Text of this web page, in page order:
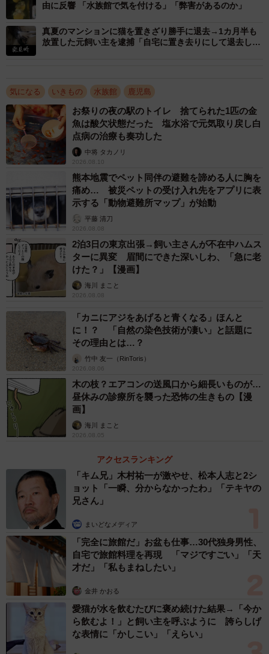
10代目ユウユウが5ｍの大きさとなったことから、11代目
を迎え、10代目を海に帰すことを決めました。ジンベエザ
メも鹿児島の海に毎年来遊しているので、鹿児島県南さつ
ま市笠沙町にある、いおワールドかごしま水族館のジンベ
3/6
10代目ユウユウの搬入時 まだ小柄で水槽にも余裕がある（かごしま水族
館提供）
――海に帰した後の追跡について
佐々木：生態調査や回遊行動を追跡する、衛星発信機を用
いた調査を行っています。これまでの放流後の調査では、
数か月以上、追跡装置の電源の限界まで追跡しましたが、
大きな回遊行動が確認できています。
――10代目ユウユウについては本当に残念でした。
佐々木：飼育環境の改善や健康管理に最大限努めてまいり
ましたが、私たちも大変重く受け止め、深く反省するとと
もに、今後の飼育や展示のあり方についてあらためて検討
しております。
大型海洋生物の飼育には多くの課題が伴いますが、私たち
が展示を行う主な目的は、普段なかなか目にすることので
きない生き物たちの生態や、海洋環境の現状について、多
くの方に知っていただくことにあります。来館者の皆さま
の海や生き物への理解と関心を深め、将来の環境保全や生
物多様性の大切さについて考えるきっかけとなることを願
っています。
由に反響 「水族館で気を付ける」「弊害があるのか」
真夏のマンションに猫を置きざり勝手に退去→1カ月半も
放置した元飼い主を逮捕「自宅に置き去りにして退去した
気になる いきもの 水族館 鹿児島
お祭りの夜の駅のトイレ 捨てられた1匹の金
魚は酸欠状態だった 塩水浴で元気取り戻し白
点病の治療も奏功した
中将 タカノリ
2026.08.10
熊本地震でペット同伴の避難を諦める人に胸を
痛め… 被災ペットの受け入れ先をアプリに表
示する「動物避難所マップ」が始動
平藤 清刀
2026.08.08
2泊3日の東京出張→飼い主さんが不在中ハムス
ターに異変 眉間にできた深いしわ、「急に老
けた？」【漫画】
海川 まこと
2026.08.08
「カニにアジをあげると青くなる」ほんと
に！？ 「自然の染色技術が凄い」と話題に
その理由とは…？
竹中 友一（RinToris）
2026.08.06
木の枝？エアコンの送風口から細長いものが…
昼休みの診療所を襲った恐怖の生きもの【漫
画】
海川 まこと
2026.08.05
アクセスランキング
「キム兄」木村祐一が激やせ、松本人志と2シ
ョット「一瞬、分からなかったわ」「テキヤの
兄さん」
まいどなメディア
「完全に旅館だ」お盆も仕事…30代独身男性、
自宅で旅館料理を再現 「マジですごい」「天
才だ」「私もまねしたい」
金井 かおる
愛猫が水を飲むたびに褒め続けた結果→「今か
ら飲むよ！」と飼い主を呼ぶように 誇らしげ
な表情に「かしこい」「えらい」